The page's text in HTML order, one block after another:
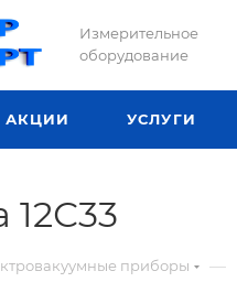
Измерительное
оборудование
АКЦИИ УСЛУГИ
приборы —